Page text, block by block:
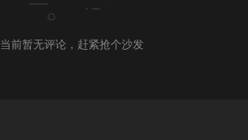
当前暂无评论，赶紧抢个沙发